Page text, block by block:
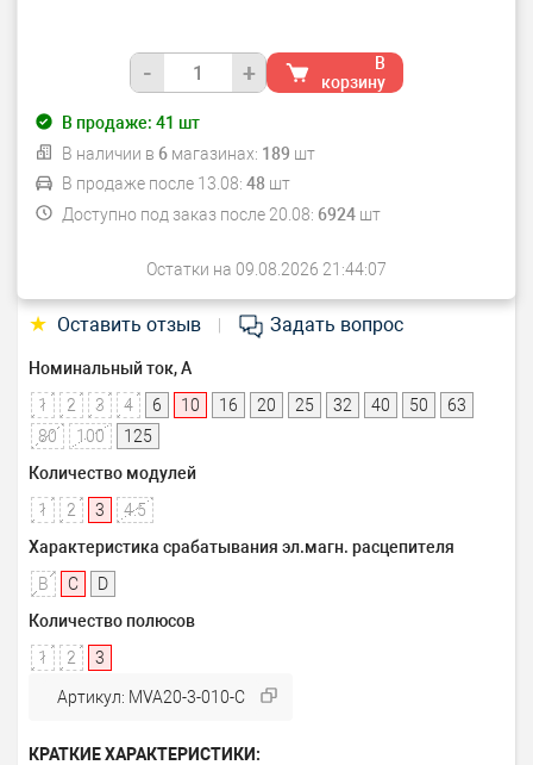
- +
В
корзину
В продаже: 41 шт
В наличии в 6 магазинах: 189 шт
В продаже после 13.08: 48 шт
Доступно под заказ после 20.08: 6924шт
Остатки на 09.08.2026 21:44:07
★ Оставить отзыв Задать вопрос
Номинальный ток, А
1
2 3 4 6 10 16 20 25 32 40 50
63
80
100
125
Количество модулей
1
2 3
4.5
Характеристика срабатывания эл.магн. расцепителя
B
C
D
Количество полюсов
1
2 3
Артикул: MVA20-3-010-C
КРАТКИЕ ХАРАКТЕРИСТИКИ: